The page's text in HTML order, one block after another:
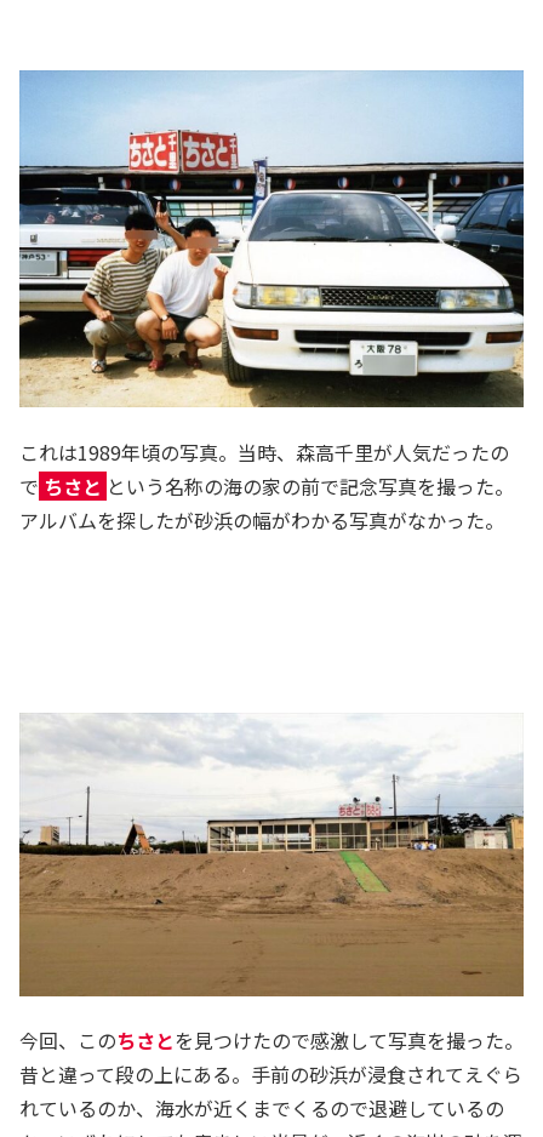
これは1989年頃の写真。当時、森高千里が人気だったの
で ちさと という名称の海の家の前で記念写真を撮った。
アルバムを探したが砂浜の幅がわかる写真がなかった。
今回、このちさとを見つけたので感激して写真を撮った。
昔と違って段の上にある。手前の砂浜が浸食されてえぐら
れているのか、海水が近くまでくるので退避しているの